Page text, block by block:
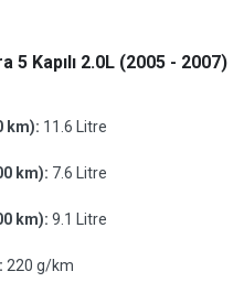
5 Kapılı 2.0L (2005 - 2007)
km): 11.6 Litre
km): 7.6 Litre
km): 9.1 Litre
220 g/km